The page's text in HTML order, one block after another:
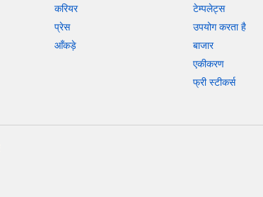
करियर
प्रेस
आँकड़े
टेम्पलेट्स
उपयोग करता है
बाजार
एकीकरण
फ्री स्टीकर्स